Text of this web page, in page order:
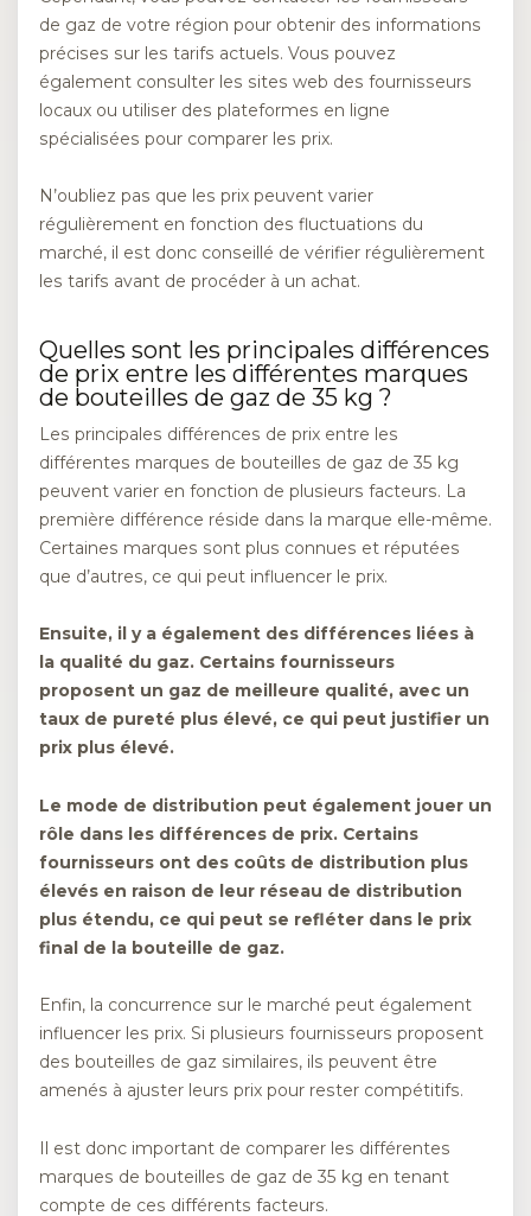
de gaz de votre région pour obtenir des informations
précises sur les tarifs actuels. Vous pouvez
également consulter les sites web des fournisseurs
locaux ou utiliser des plateformes en ligne
spécialisées pour comparer les prix.
N’oubliez pas que les prix peuvent varier
régulièrement en fonction des fluctuations du
marché, il est donc conseillé de vérifier régulièrement
les tarifs avant de procéder à un achat.
Quelles sont les principales différences
de prix entre les différentes marques
de bouteilles de gaz de 35 kg ?
Les principales différences de prix entre les
différentes marques de bouteilles de gaz de 35 kg
peuvent varier en fonction de plusieurs facteurs. La
première différence réside dans la marque elle-même.
Certaines marques sont plus connues et réputées
que d’autres, ce qui peut influencer le prix.
Ensuite, il y a également des différences liées à
la qualité du gaz. Certains fournisseurs
proposent un gaz de meilleure qualité, avec un
taux de pureté plus élevé, ce qui peut justifier un
prix plus élevé.
Le mode de distribution peut également jouer un
rôle dans les différences de prix. Certains
fournisseurs ont des coûts de distribution plus
élevés en raison de leur réseau de distribution
plus étendu, ce qui peut se refléter dans le prix
final de la bouteille de gaz.
Enfin, la concurrence sur le marché peut également
influencer les prix. Si plusieurs fournisseurs proposent
des bouteilles de gaz similaires, ils peuvent être
amenés à ajuster leurs prix pour rester compétitifs.
Il est donc important de comparer les différentes
marques de bouteilles de gaz de 35 kg en tenant
compte de ces différents facteurs.